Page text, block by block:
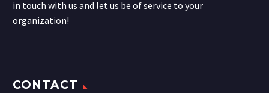
in touch with us and let us be of service to your
organization!
CONTACT